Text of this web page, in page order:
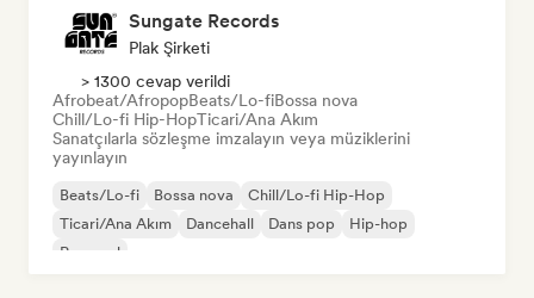
Sungate Records
Plak Şirketi
> 1300 cevap verildi
Afrobeat/AfropopBeats/Lo-fiBossa nova
Chill/Lo-fi Hip-HopTicari/Ana Akım
Sanatçılarla sözleşme imzalayın veya müziklerini
yayınlayın
Beats/Lo-fi Bossa nova
Chill/Lo-fi Hip-Hop
Ticari/Ana Akım
Dancehall Dans pop
Hip-hop
Pop soul